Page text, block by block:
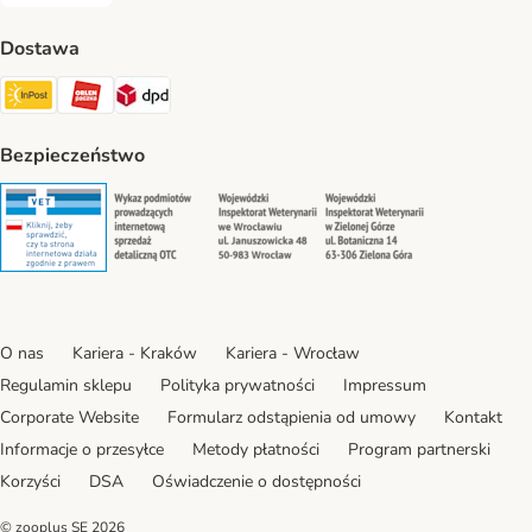
Dostawa
Paczkomat® Shipping Method
ORLEN Paczka Shipping Method
DPD Shipping Method
Bezpieczeństwo
Security Security Security
O nas Kariera - Kraków
Kariera - Wrocław
Regulamin sklepu
Polityka prywatności
Impressum
Corporate Website
Formularz odstąpienia od umowy
Kontakt
Informacje o przesyłce
Metody płatności
Program partnerski
Korzyści
DSA Oświadczenie o dostępności
© zooplus SE 2026